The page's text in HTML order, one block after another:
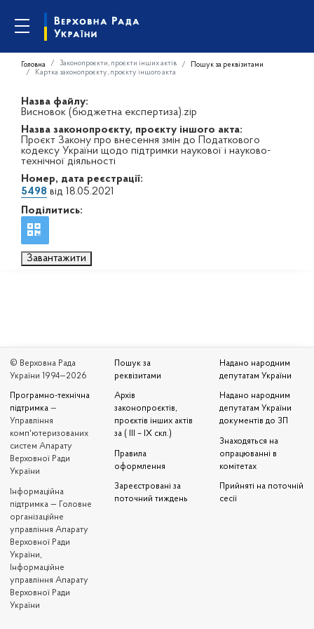
Головна Законопроєкти, проєкти інших актів
Пошук за реквізитами
Картка законопроєкту, проєкту іншого акта
Назва файлу:
Висновок (бюджетна експертиза).zip
Назва законопроєкту, проєкту іншого акта:
Проєкт Закону про внесення змін до Податкового
кодексу України щодо підтримки наукової і науково-
технічної діяльності
Номер, дата реєстрації:
5498 від 18.05.2021
Поділитись:
Завантажити
© Верховна Рада
України 1994—2026
Програмно-технічна
підтримка —
Управління
комп'ютеризованих
систем Апарату
Верховної Ради
України
Iнформаційна
підтримка — Головне
організаційне
управління Апарату
Верховної Ради
України,
Інформаційне
управління Апарату
Верховної Ради
України
Пошук за
реквізитами
Архів
законопроєктів,
проєктів інших актів
за ( III – IX скл.)
Правила
оформлення
Зареєстровані за
поточний тиждень
Надано народним
депутатам України
Надано народним
депутатам України
документів до ЗП
Знаходяться на
опрацюванні в
комітетах
Прийняті на поточній
сесії